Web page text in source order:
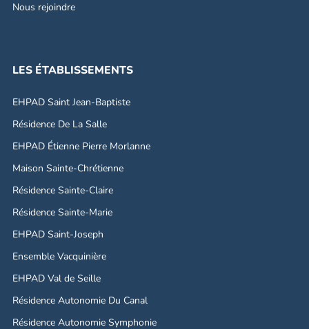
Nous rejoindre
LES ÉTABLISSEMENTS
EHPAD Saint Jean-Baptiste
Résidence De La Salle
EHPAD Étienne Pierre Morlanne
Maison Sainte-Chrétienne
Résidence Sainte-Claire
Résidence Sainte-Marie
EHPAD Saint-Joseph
Ensemble Vacquinière
EHPAD Val de Seille
Résidence Autonomie Du Canal
Résidence Autonomie Symphonie